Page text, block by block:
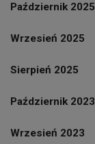
Październik 2025
Wrzesień 2025
Sierpień 2025
Październik 2023
Wrzesień 2023